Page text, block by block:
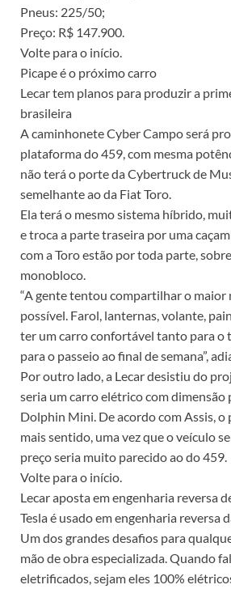
Pneus: 225/50;
Preço: R$ 147.900.
Volte para o início.
Picape é o próximo carro
Lecar tem planos para produzir a
brasileira
A caminhonete Cyber Campo será
plataforma do 459, com mesma
não terá o porte da Cybertruck de
semelhante ao da Fiat Toro.
Ela terá o mesmo sistema híbrido,
e troca a parte traseira por uma
com a Toro estão por toda parte,
monobloco.
“A gente tentou compartilhar o maior
possível. Farol, lanternas, volante,
ter um carro confortável tanto para o
para o passeio ao final de semana”,
Por outro lado, a Lecar desistiu do
seria um carro elétrico com dimensão
Dolphin Mini. De acordo com Assis,
mais sentido, uma vez que o veículo
preço seria muito parecido ao do 459.
Volte para o início.
Lecar aposta em engenharia reversa
Tesla é usado em engenharia reversa
Um dos grandes desafios para
mão de obra especializada. Quando
eletrificados, sejam eles 100%